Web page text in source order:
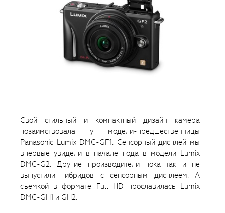
Свой стильный и компактный дизайн камера
позаимствовала у модели-предшественницы
Panasonic Lumix DMC-GF1. Сенсорный дисплей мы
впервые увидели в начале года в модели Lumix
DMC-G2. Другие производители пока так и не
выпустили гибридов с сенсорным дисплеем. А
съемкой в формате Full HD прославилась Lumix
DMC-GH1 и GH2.